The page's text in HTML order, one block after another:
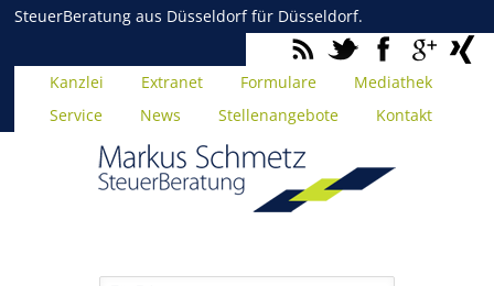
SteuerBeratung aus Düsseldorf für Düsseldorf.
Kanzlei Extranet Formulare
Mediathek
Service
News Stellenangebote Kontakt